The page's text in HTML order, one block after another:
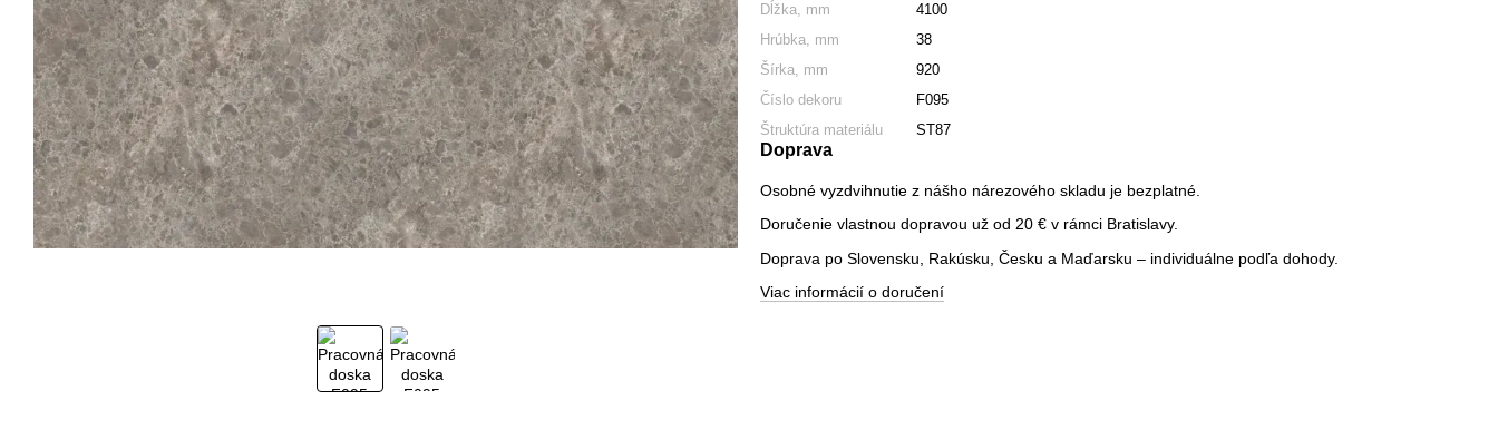
Dĺžka, mm
4100
Hrúbka, mm
38
Šírka, mm
920
Číslo dekoru
F095
Štruktúra materiálu
ST87
Doprava
Osobné vyzdvihnutie z nášho nárezového skladu je bezplatné.
Doručenie vlastnou dopravou už od 20 € v rámci Bratislavy.
Doprava po Slovensku, Rakúsku, Česku a Maďarsku – individuálne podľa dohody.
Viac informácií o doručení